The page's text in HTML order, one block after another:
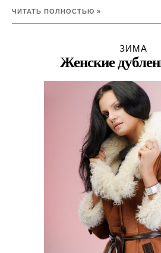
ЧИТАТЬ ПОЛНОСТЬЮ »
ЗИМА
Женские